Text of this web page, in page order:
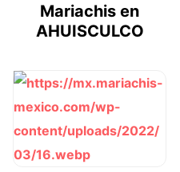
Mariachis en
AHUISCULCO